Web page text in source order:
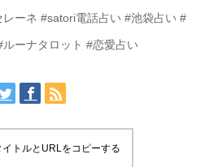
ーネ #satori電話占い #池袋占い #
ーナタロット #恋愛占い
イトルとURLをコピーする